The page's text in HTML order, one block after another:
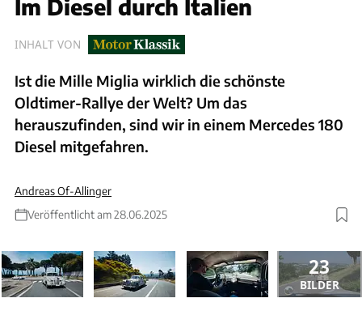
Im Diesel durch Italien
INHALT VON
Ist die Mille Miglia wirklich die schönste
Oldtimer-Rallye der Welt? Um das
herauszufinden, sind wir in einem Mercedes 180
Diesel mitgefahren.
Andreas Of-Allinger
Veröffentlicht am 28.06.2025
23
BILDER